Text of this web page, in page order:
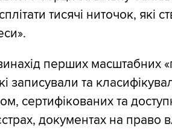
тисячі ниточок, які
перших масштабних
записували та
сертифікованих та
документах на право